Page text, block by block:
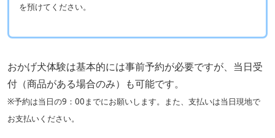
を預けてください。
おかげ犬体験は基本的には事前予約が必要ですが、当日受
付（商品がある場合のみ）も可能です。
※予約は当日の9：00までにお願いします。また、支払いは当日現地で
お支払いください。